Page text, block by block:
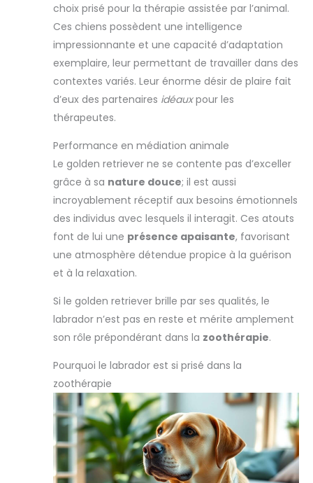
choix prisé pour la thérapie assistée par l’animal.
Ces chiens possèdent une intelligence
impressionnante et une capacité d’adaptation
exemplaire, leur permettant de travailler dans des
contextes variés. Leur énorme désir de plaire fait
d’eux des partenaires idéauxpour les
thérapeutes.
Performance en médiation animale
Le golden retriever ne se contente pas d’exceller
grâce à sa nature douce; il est aussi
incroyablement réceptif aux besoins émotionnels
des individus avec lesquels il interagit. Ces atouts
font de lui une présence apaisante, favorisant
une atmosphère détendue propice à la guérison
et à la relaxation.
Si le golden retriever brille par ses qualités, le
labrador n’est pas en reste et mérite amplement
son rôle prépondérant dans la zoothérapie.
Pourquoi le labrador est si prisé dans la
zoothérapie